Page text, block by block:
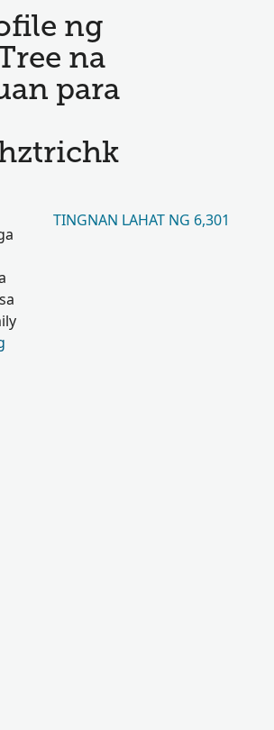
ng
na
para
TINGNAN LAHAT NG 6,301